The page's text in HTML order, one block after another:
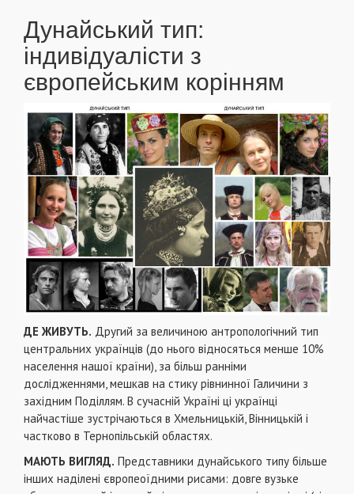
Дунайський тип:
індивідуалісти з
європейським корінням
ДЕ ЖИВУТЬ. Другий за величиною антропологічний тип
центральних українців (до нього відносяться менше 10%
населення нашої країни), за більш ранніми
дослідженнями, мешкав на стику рівнинної Галичини з
західним Поділлям. В сучасній Україні ці українці
найчастіше зустрічаються в Хмельницькій, Вінницькій і
частково в Тернопільській областях.
МАЮТЬ ВИГЛЯД. Представники дунайського типу більше
інших наділені європеоїдними рисами: довге вузьке